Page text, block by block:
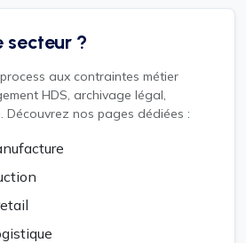
secteur ?
aux contraintes métier
HDS, archivage légal,
Découvrez nos pages dédiées :